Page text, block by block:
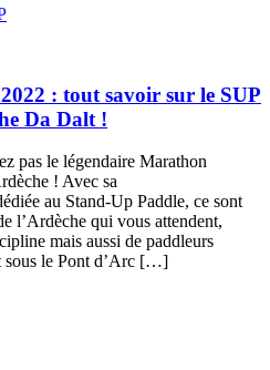
: tout savoir sur le SUP
Da Dalt !
pas le légendaire Marathon
! Avec sa
au Stand-Up Paddle, ce sont
l’Ardèche qui vous attendent,
mais aussi de paddleurs
sous le Pont d’Arc […]